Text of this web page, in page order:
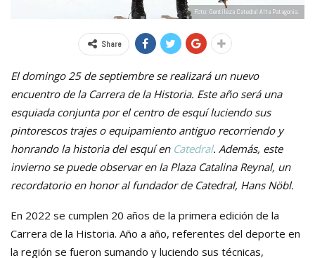
Foto: Gentileza Catedral Alta Patagonia.
Share
El domingo 25 de septiembre se realizará un nuevo
encuentro de la Carrera de la Historia. Este año será una
esquiada conjunta por el centro de esquí luciendo sus
pintorescos trajes o equipamiento antiguo recorriendo y
honrando la historia del esquí en Catedral. Además, este
invierno se puede observar en la Plaza Catalina Reynal, un
recordatorio en honor al fundador de Catedral, Hans Nöbl.
En 2022 se cumplen 20 años de la primera edición de la
Carrera de la Historia. Año a año, referentes del deporte en
la región se fueron sumando y luciendo sus técnicas,